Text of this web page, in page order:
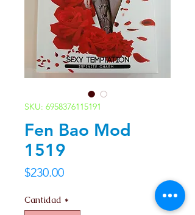
SKU: 6958376115191
Fen Bao Mod
1519
$230.00Precio
Cantidad *